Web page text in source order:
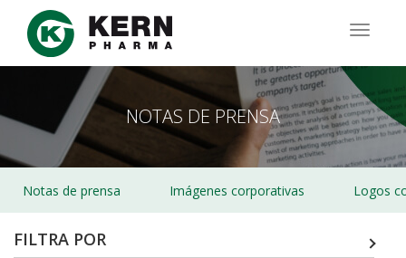
Pasar
contenido
NOTAS DE PRENSA
Notas de prensa Imágenes corporativas Logos
FILTRA POR